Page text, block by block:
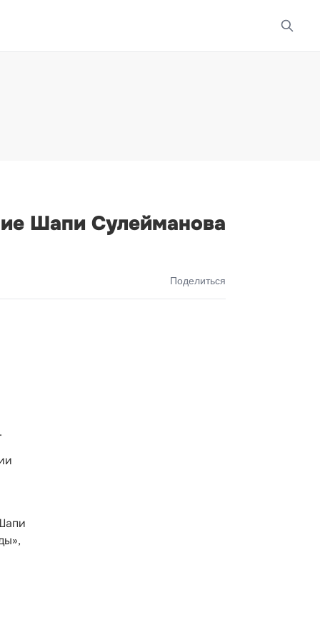
Шапи Сулейманова
Поделиться